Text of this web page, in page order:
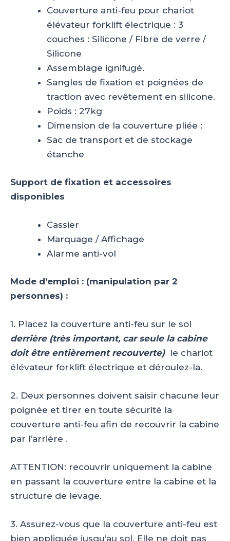
Couverture anti-feu pour chariot
élévateur forklift électrique : 3
couches : Silicone / Fibre de verre /
Silicone
Assemblage ignifugé.
Sangles de fixation et poignées de
traction avec revêtement en silicone.
Poids : 27kg
Dimension de la couverture pliée :
Sac de transport et de stockage
étanche
Support de fixation et accessoires
disponibles
Cassier
Marquage / Affichage
Alarme anti-vol
Mode d’emploi : (manipulation par 2
personnes) :
1. Placez la couverture anti-feu sur le sol
derrière (très important, car seule la cabine
doit être entièrement recouverte) le chariot
élévateur forklift électrique et déroulez-la.
2. Deux personnes doivent saisir chacune leur
poignée et tirer en toute sécurité la
couverture anti-feu afin de recouvrir la cabine
par l’arrière .
ATTENTION: recouvrir uniquement la cabine
en passant la couverture entre la cabine et la
structure de levage.
3. Assurez-vous que la couverture anti-feu est
bien appliquée jusqu’au sol. Elle ne doit pas